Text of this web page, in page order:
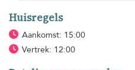
Huisregels
Aankomst: 15:00
Vertrek: 12:00